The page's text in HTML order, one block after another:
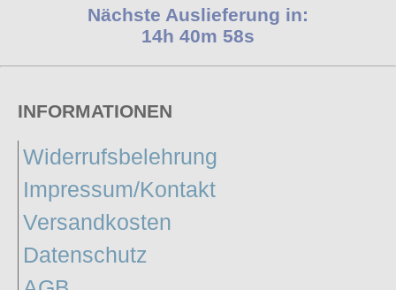
Nächste Auslieferung in:
14h 40m 58s
INFORMATIONEN
Widerrufsbelehrung
Impressum/Kontakt
Versandkosten
Datenschutz